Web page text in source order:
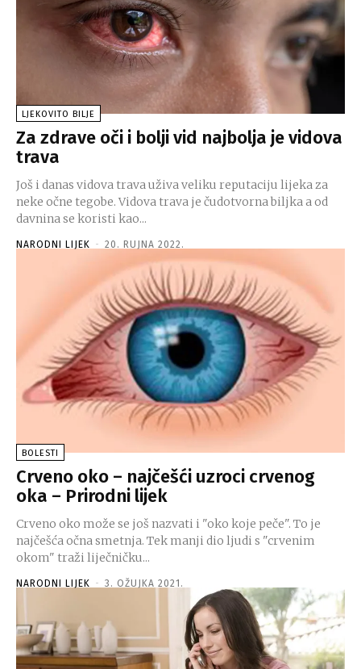
LJEKOVITO BILJE
Za zdrave oči i bolji vid najbolja je vidova
trava
Još i danas vidova trava uživa veliku reputaciju lijeka za
neke očne tegobe. Vidova trava je čudotvorna biljka a od
davnina se koristi kao...
NARODNI LIJEK - 20. RUJNA 2022.
BOLESTI
Crveno oko – najčešći uzroci crvenog
oka – Prirodni lijek
Crveno oko može se još nazvati i "oko koje peče". To je
najčešća očna smetnja. Tek manji dio ljudi s "crvenim
okom" traži liječničku...
NARODNI LIJEK - 3. OŽUJKA 2021.